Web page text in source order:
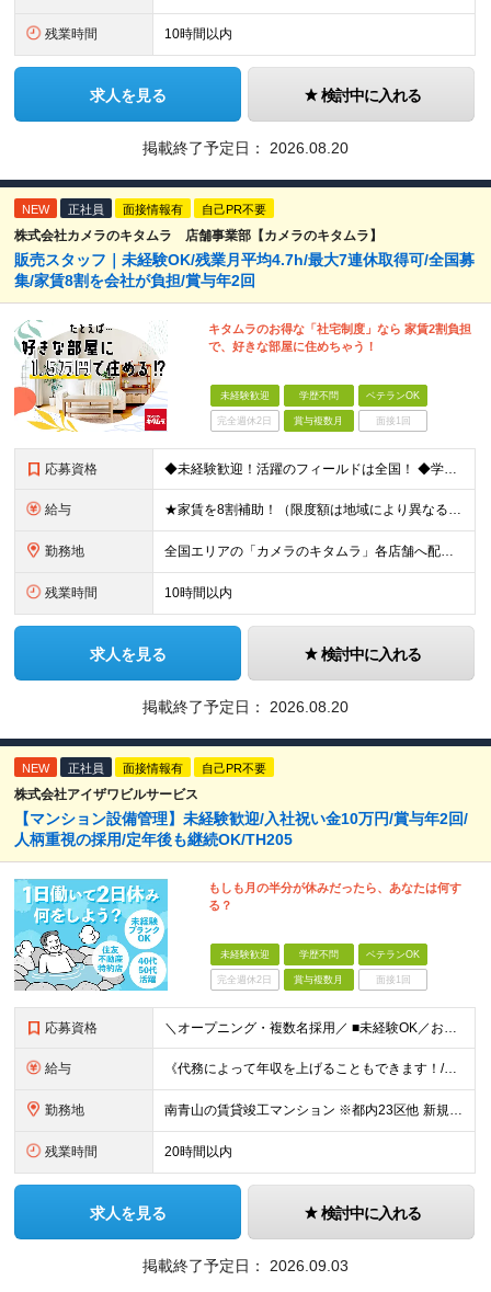
残業時間 10時間以内
求人を見る 検討中に入れる
掲載終了予定日： 2026.08.20
NEW 正社員 面接情報有 自己PR不要
株式会社カメラのキタムラ 店舗事業部【カメラのキタムラ】
販売スタッフ｜未経験OK/残業月平均4.7h/最大7連休取得可/全国募
集/家賃8割を会社が負担/賞与年2回
キタムラのお得な「社宅制度」なら 家賃2割負担
で、好きな部屋に住めちゃう！
未経験歓迎 学歴不問 ベテランOK
完全週休2日 賞与複数月 面接1回
応募資格 ◆未経験歓迎！活躍のフィールドは全国！ ◆学歴不問 ◆第二新卒も活躍中 ◆35歳以下の方（若年層の長期キャリア形成を図るため）
給与 ★家賃を8割補助！（限度額は地域により異なる） ※転勤による引っ越しが発生する場合 ＝＝＝＝＝＝＝＝＝＝＝＝＝＝＝＝＝＝＝＝＝＝＝ 例えば、家賃7.5万円なら6万円は会社で負担。 あなたが支払うのは、
勤務地 全国エリアの「カメラのキタムラ」各店舗へ配属となります ※最初の配属先は希望を最大限考慮した上で決定します ▼詳しい勤務地住所は下記URLをご確認ください。 https://sss.kitamur
残業時間 10時間以内
求人を見る 検討中に入れる
掲載終了予定日： 2026.08.20
NEW 正社員 面接情報有 自己PR不要
株式会社アイザワビルサービス
【マンション設備管理】未経験歓迎/入社祝い金10万円/賞与年2回/
人柄重視の採用/定年後も継続OK/TH205
もしも月の半分が休みだったら、あなたは何す
る？
未経験歓迎 学歴不問 ベテランOK
完全週休2日 賞与複数月 面接1回
応募資格 ＼オープニング・複数名採用／ ■未経験OK／お人柄を重視します！ ■高卒以上 ■60歳未満の方(定年年齢による理由) ＜長く安心して働きやすい＞ 当社では現在20代～60代の管理スタッフが活躍中！
給与 《代務によって年収を上げることもできます！/想定年収330万円》 ■月給22万円以上＋賞与年2回(2カ月/2025年実績)＋時間外手当＋資格手当＋役職手当＋交通費（夜勤のみ） ………… ≪昇給、賞与、
勤務地 南青山の賃貸竣工マンション ※都内23区他 新規受託物件につき、オープニングの募集です！ 入社時期はご相談可能です！ 【本社/面接地】 東京都新宿区西新宿2丁目6番1号 新宿住友ビル4階 ※(変
残業時間 20時間以内
求人を見る 検討中に入れる
掲載終了予定日： 2026.09.03